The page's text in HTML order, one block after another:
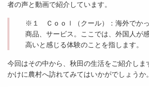
者の声と動画で紹介しています。
※１ Ｃｏｏｌ（クール）：海外でか
商品、サービス。ここでは、外国人が
高いと感じる体験のことを指します。
今回はその中から、秋田の生活をご紹介しま
かけに農村へ訪れてみてはいかがでしょうか。